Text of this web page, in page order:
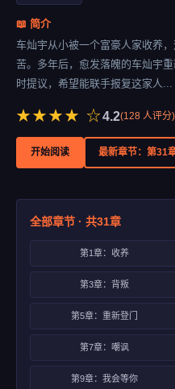
📖 简介
车灿宇从小被一个富豪人家收养
苦。多年后，愈发落魄的车灿宇
时提议，希望能联手报复这家人...
★★★★ ☆4.2(128 人评分)
开始阅读 最新章节：第31
全部章节 · 共31章
第1章：收养
第3章：背叛
第5章：重新登门
第7章：嘲讽
第9章：我会等你